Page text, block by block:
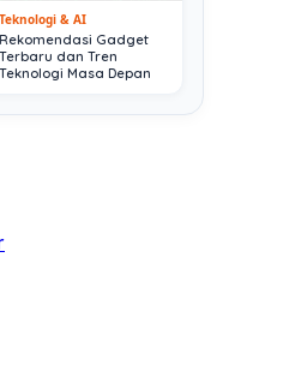
Teknologi & AI
Rekomendasi Gadget
Terbaru dan Tren
Teknologi Masa Depan